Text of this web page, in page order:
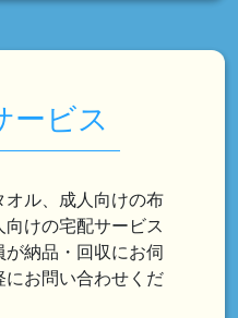
ービス
ル、成人向けの布
けの宅配サービス
納品・回収にお伺
お問い合わせくだ